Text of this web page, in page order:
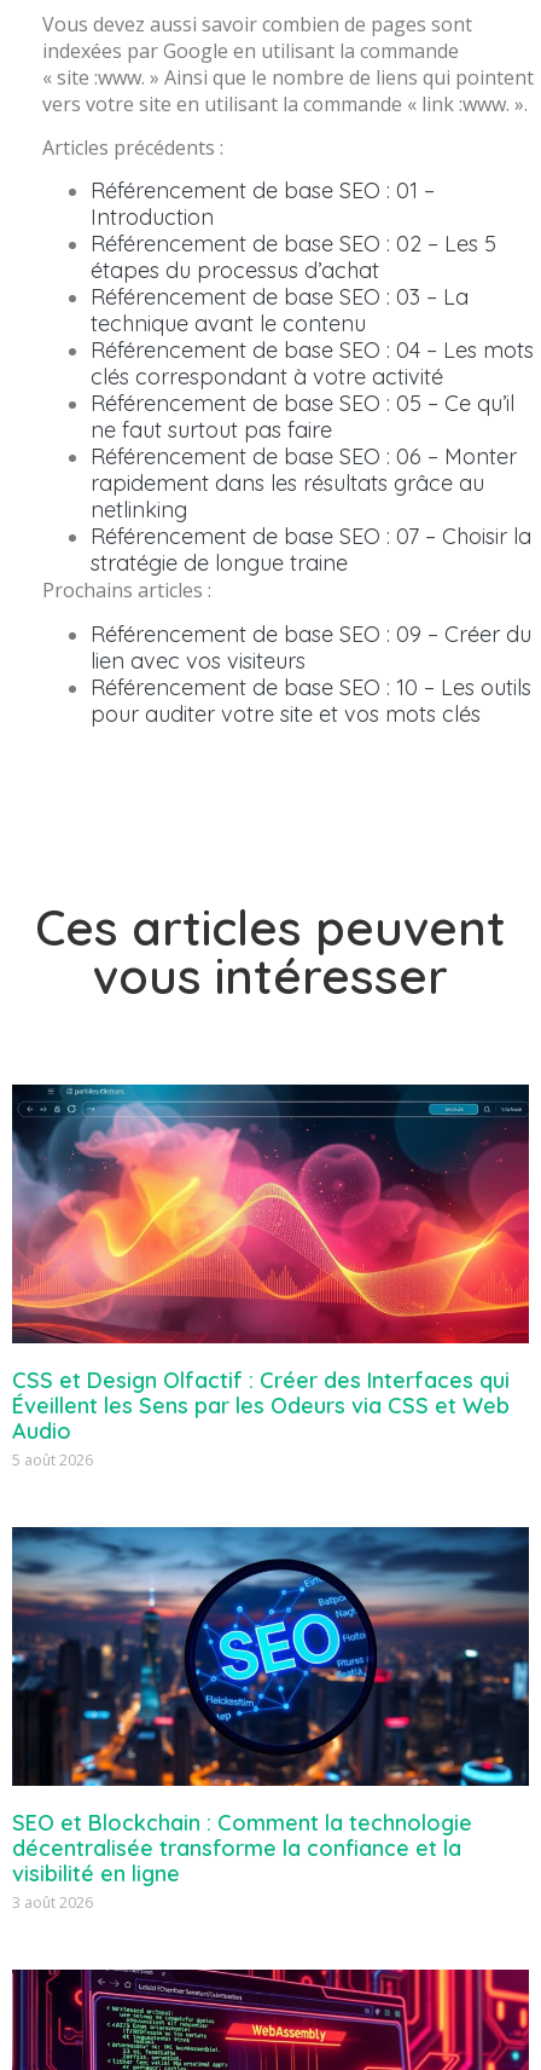
Vous devez aussi savoir combien de pages sont
indexées par Google en utilisant la commande
« site :www. » Ainsi que le nombre de liens qui pointent
vers votre site en utilisant la commande « link :www. ».
Articles précédents :
Référencement de base SEO : 01 –
Introduction
Référencement de base SEO : 02 – Les 5
étapes du processus d’achat
Référencement de base SEO : 03 – La
technique avant le contenu
Référencement de base SEO : 04 – Les mots
clés correspondant à votre activité
Référencement de base SEO : 05 – Ce qu’il
ne faut surtout pas faire
Référencement de base SEO : 06 – Monter
rapidement dans les résultats grâce au
netlinking
Référencement de base SEO : 07 – Choisir la
stratégie de longue traine
Prochains articles :
Référencement de base SEO : 09 – Créer du
lien avec vos visiteurs
Référencement de base SEO : 10 – Les outils
pour auditer votre site et vos mots clés
Ces articles peuvent
vous intéresser
CSS et Design Olfactif : Créer des Interfaces qui
Éveillent les Sens par les Odeurs via CSS et Web
Audio
5 août 2026
SEO et Blockchain : Comment la technologie
décentralisée transforme la confiance et la
visibilité en ligne
3 août 2026